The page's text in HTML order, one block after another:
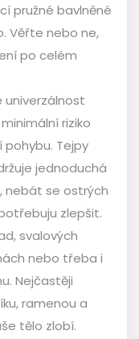
pružné bavlněné
Věřte nebo ne,
po celém
univerzálnost
riziko
pohybu. Tejpy
jednoduchá
nebát se ostrých
zlepšit.
svalových
nebo třeba i
Nejčastěji
ramenou a
tělo zlobí.